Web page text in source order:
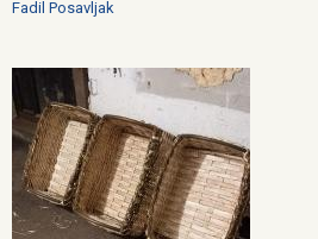
Fadil Posavljak